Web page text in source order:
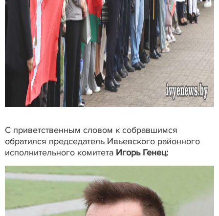
С приветственным словом к собравшимся
обратился председатель Ивьевского районного
исполнительного комитета Игорь Генец: